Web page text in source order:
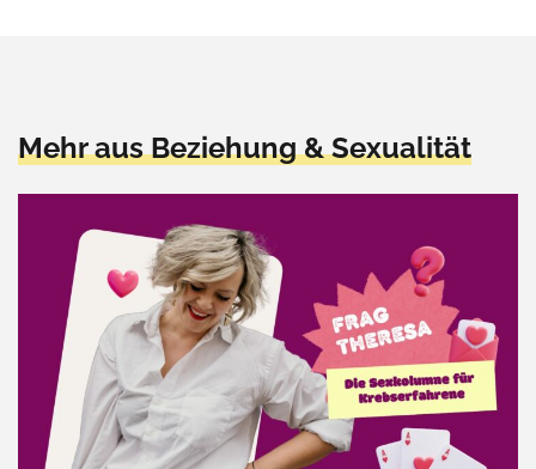
Mehr aus Beziehung & Sexualität